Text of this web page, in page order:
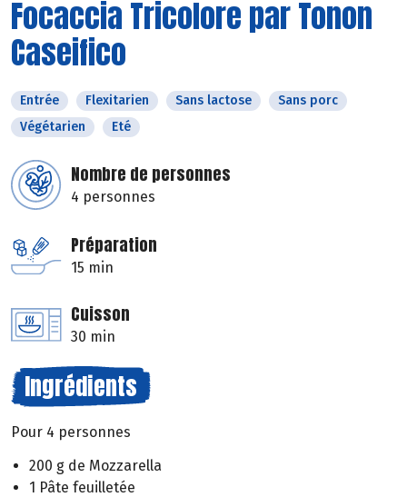
Focaccia Tricolore par Tonon
Caseifico
Entrée Flexitarien Sans lactose
Sans porc
Végétarien
Eté
Nombre de personnes
4 personnes
Préparation
15 min
Cuisson
30 min
Ingrédients
Pour 4 personnes
200 g de Mozzarella
1 Pâte feuilletée